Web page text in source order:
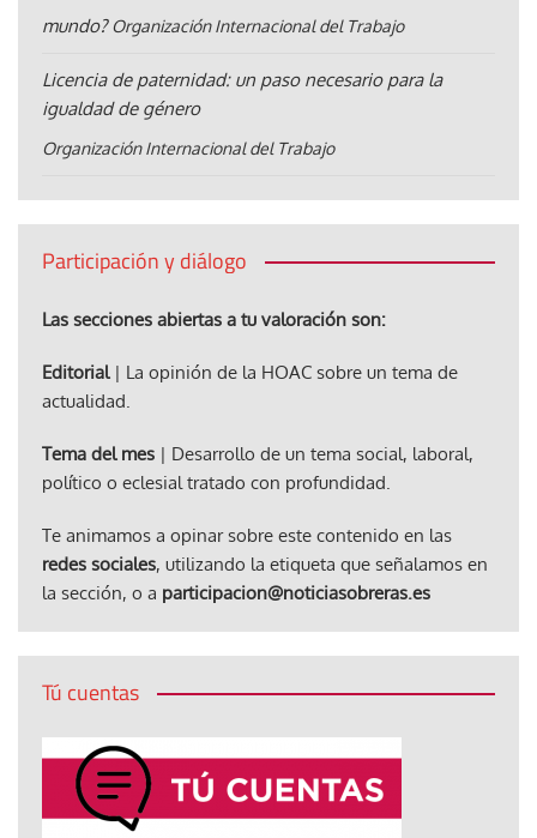
mundo? Organización Internacional del Trabajo
Licencia de paternidad: un paso necesario para la
igualdad de género
Organización Internacional del Trabajo
Participación y diálogo
Las secciones abiertas a tu valoración son:
Editorial| La opinión de la HOAC sobre un tema de
actualidad.
Tema del mes | Desarrollo de un tema social, laboral,
político o eclesial tratado con profundidad.
Te animamos a opinar sobre este contenido en las
redes sociales, utilizando la etiqueta que señalamos en
la sección, o a participacion@noticiasobreras.es
Tú cuentas